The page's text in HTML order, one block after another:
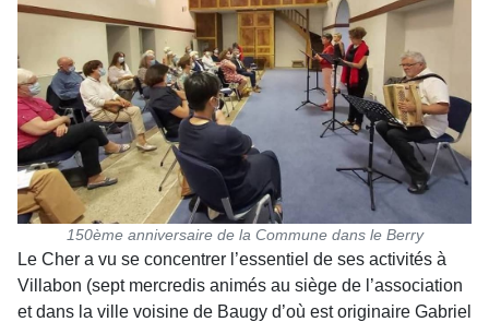
150ème anniversaire de la Commune dans le Berry
Le Cher a vu se concentrer l’essentiel de ses activités à
Villabon (sept mercredis animés au siège de l’association
et dans la ville voisine de Baugy d’où est originaire Gabriel